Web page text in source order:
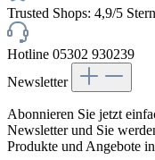
Trusted Shops: 4,9/5
Hotline 05302 930239
Newsletter
Abonnieren Sie jetzt
Newsletter und Sie
Produkte und Angebote